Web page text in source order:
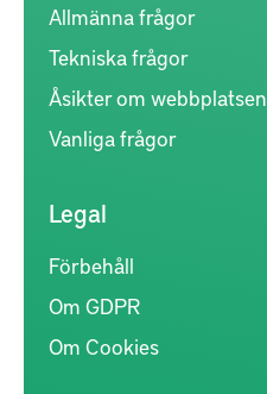
Allmänna frågor
Tekniska frågor
Åsikter om webbplatsen
Vanliga frågor
Legal
Förbehåll
Om GDPR
Om Cookies